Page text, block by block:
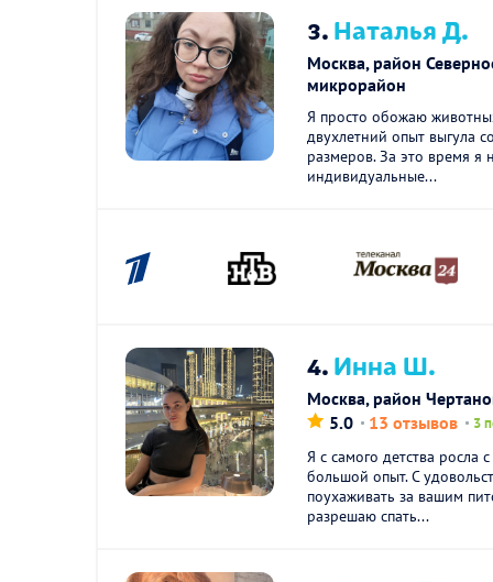
3.Наталья Д.
Москва, район
микрорайон
Я просто обожаю
двухлетний опыт выгула
размеров. За это время я
индивидуальные...
4.Инна Ш.
Москва, район
5.0
13 отзывов 3
Я с самого детства росла
большой опыт. С
поухаживать за вашим
разрешаю спать...